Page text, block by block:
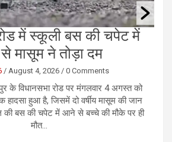
तौर पर नकली नोट के
करोड़ो रुपये की हुई ठगी
/ August 4, 2026/ 0 Comments
में करोड़ों रुपये के कथित नकली नोटों के
कारोबारी से 1.13 करोड़ रुपये की ठगी का
आया है। आरोप है कि जाली नोट उपलब्ध
का झांसा देकर आरोपियों...